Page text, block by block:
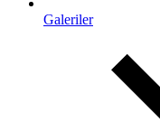
Galeriler